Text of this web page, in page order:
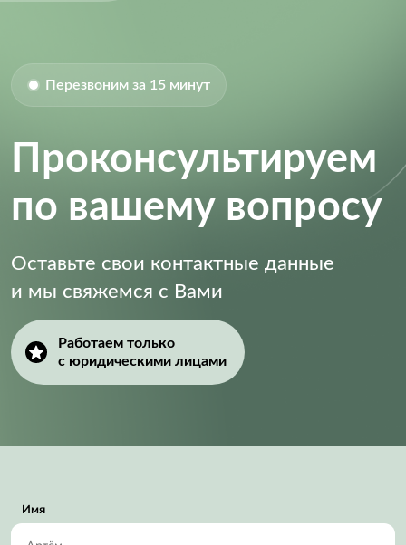
Перезвоним за 15 минут
Проконсультируем
по вашему вопросу
Оставьте свои контактные данные
и мы свяжемся с Вами
Работаем только
с юридическими лицами
Имя